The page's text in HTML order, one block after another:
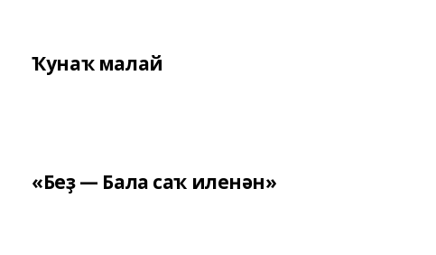
Ҡунаҡ малай
«Беҙ — Бала саҡ иленән»